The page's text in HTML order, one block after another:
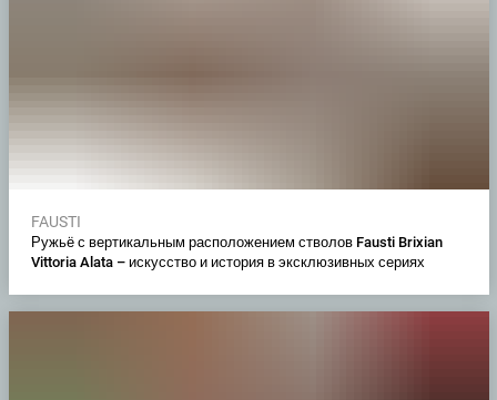
FAUSTI
Ружьё с вертикальным расположением стволов Fausti Brixian
Vittoria Alata – искусство и история в эксклюзивных сериях